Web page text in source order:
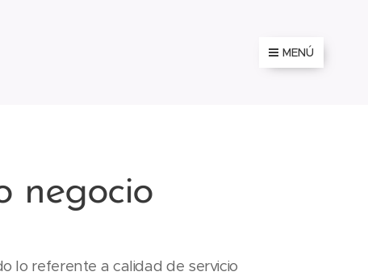
MENÚ
negocio
lo referente a calidad de servicio